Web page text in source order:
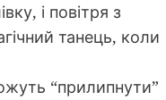
і повітря з
танець, коли
“прилипнути”